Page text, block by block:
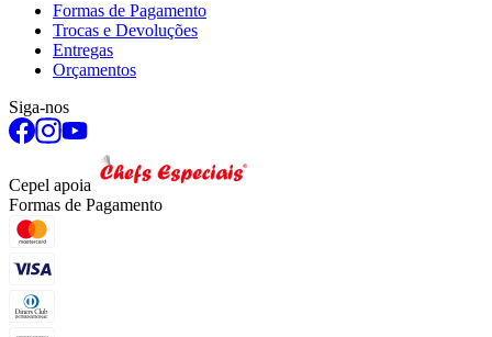
Formas de Pagamento
Trocas e Devoluções
Entregas
Orçamentos
Siga-nos
Cepel apoia
Formas de Pagamento